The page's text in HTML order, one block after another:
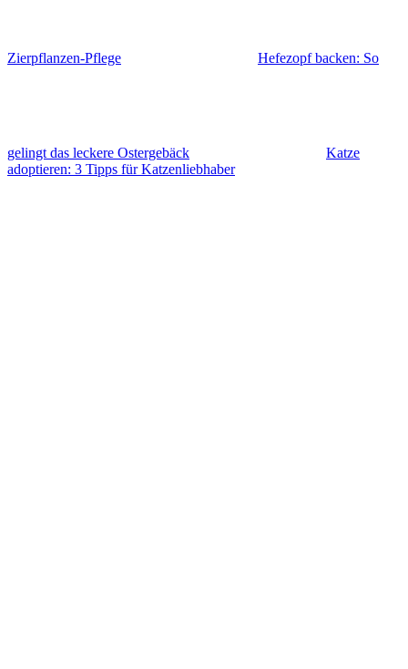
Zierpflanzen-Pflege Hefezopf backen: So
gelingt das leckere Ostergebäck
Katze
adoptieren: 3 Tipps für Katzenliebhaber